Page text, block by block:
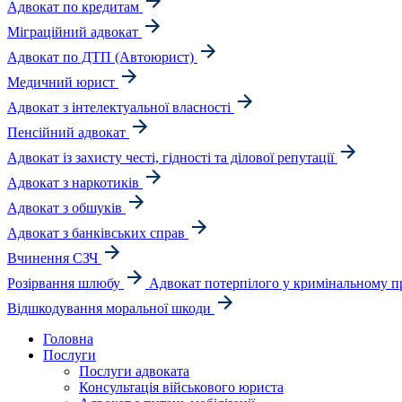
Адвокат по кредитам
Міграційний адвокат
Адвокат по ДТП (Автоюрист)
Медичний юрист
Адвокат з інтелектуальної власності
Пенсійний адвокат
Адвокат із захисту честі, гідності та ділової репутації
Адвокат з наркотиків
Адвокат з обшуків
Адвокат з банківських справ
Вчинення СЗЧ
Розірвання шлюбу
Адвокат потерпілого у кримінальному
Відшкодування моральної шкоди
Головна
Послуги
Послуги адвоката
Консультація військового юриста